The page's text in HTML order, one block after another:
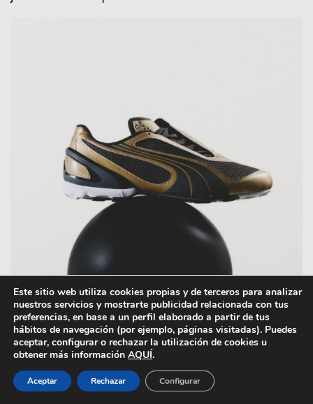
Este sitio web utiliza cookies propias y de terceros para analizar
nuestros servicios y mostrarte publicidad relacionada con tus
preferencias, en base a un perfil elaborado a partir de tus
hábitos de navegación (por ejemplo, páginas visitadas). Puedes
aceptar, configurar o rechazar la utilización de cookies u
obtener más información AQUÍ.
Aceptar Rechazar Configurar